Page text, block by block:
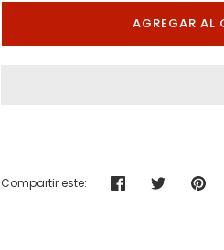
AGREGAR AL
Compartir este: CompartirTuitear